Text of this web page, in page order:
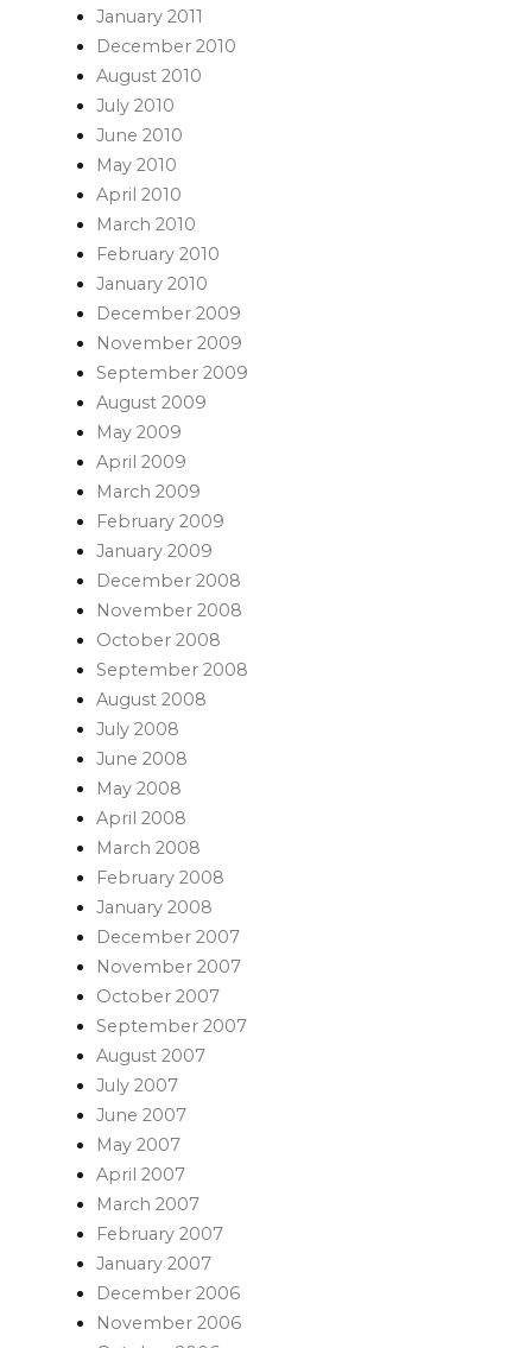
January 2011
December 2010
August 2010
July 2010
June 2010
May 2010
April 2010
March 2010
February 2010
January 2010
December 2009
November 2009
September 2009
August 2009
May 2009
April 2009
March 2009
February 2009
January 2009
December 2008
November 2008
October 2008
September 2008
August 2008
July 2008
June 2008
May 2008
April 2008
March 2008
February 2008
January 2008
December 2007
November 2007
October 2007
September 2007
August 2007
July 2007
June 2007
May 2007
April 2007
March 2007
February 2007
January 2007
December 2006
November 2006